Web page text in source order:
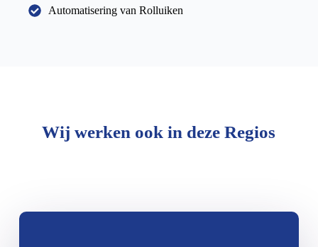
Automatisering van Rolluiken
Wij werken ook in deze Regios